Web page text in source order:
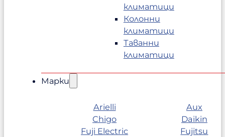
климатици
Колонни
климатици
Таванни
климатици
Марки
Arielli
Aux
Chigo
Daikin
Fuji Electric
Fujitsu